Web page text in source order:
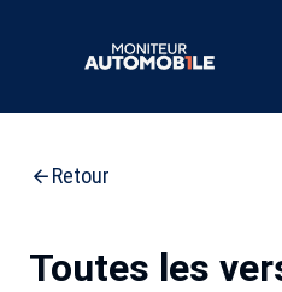
Retour
Toutes les